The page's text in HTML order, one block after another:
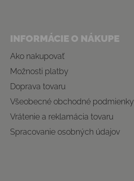
INFORMÁCIE O NÁKUPE
Ako nakupovať
Možnosti platby
Doprava tovaru
Všeobecné obchodné podmienky
Vrátenie a reklamácia tovaru
Spracovanie osobných údajov